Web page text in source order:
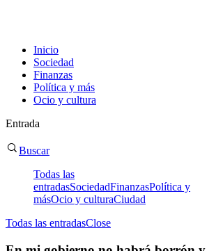
Inicio
Sociedad
Finanzas
Política y más
Ocio y cultura
Entrada
Buscar
Todas las
entradasSociedadFinanzasPolítica y
másOcio y culturaCiudad
Todas las entradasClose